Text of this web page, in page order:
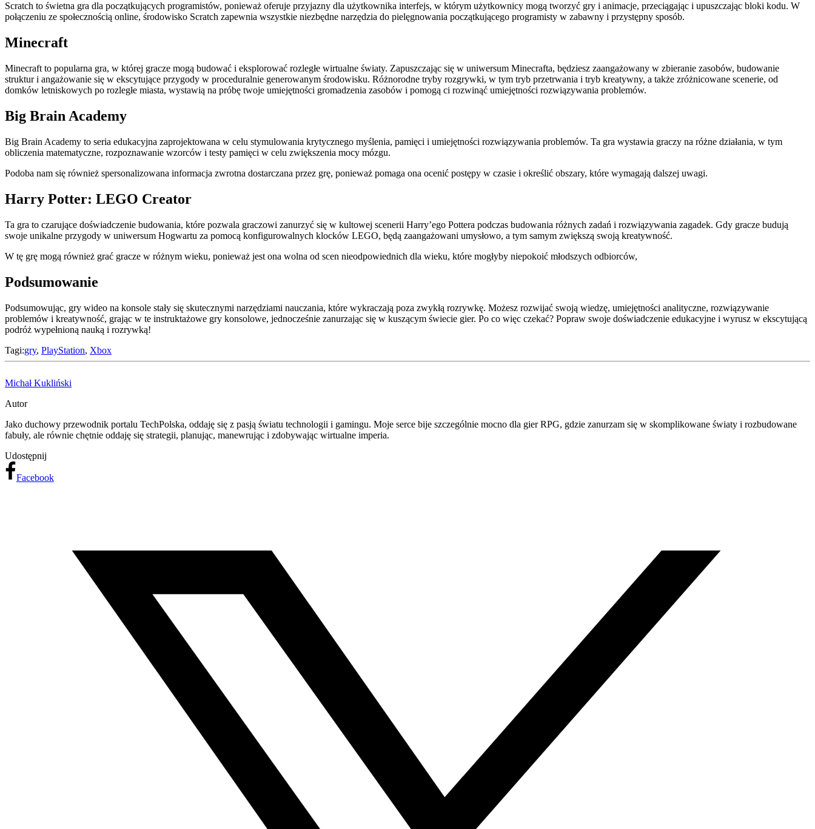
Scratch to świetna gra dla początkujących programistów, ponieważ oferuje przyjazny dla użytkownika interfejs, w którym użytkownicy mogą tworzyć gry i animacje, przeciągając i upuszczając bloki kodu. W
połączeniu ze społecznością online, środowisko Scratch zapewnia wszystkie niezbędne narzędzia do pielęgnowania początkującego programisty w zabawny i przystępny sposób.
Minecraft
Minecraft to popularna gra, w której gracze mogą budować i eksplorować rozległe wirtualne światy. Zapuszczając się w uniwersum Minecrafta, będziesz zaangażowany w zbieranie zasobów, budowanie
struktur i angażowanie się w ekscytujące przygody w proceduralnie generowanym środowisku. Różnorodne tryby rozgrywki, w tym tryb przetrwania i tryb kreatywny, a także zróżnicowane scenerie, od
domków letniskowych po rozległe miasta, wystawią na próbę twoje umiejętności gromadzenia zasobów i pomogą ci rozwinąć umiejętności rozwiązywania problemów.
Big Brain Academy
Big Brain Academy to seria edukacyjna zaprojektowana w celu stymulowania krytycznego myślenia, pamięci i umiejętności rozwiązywania problemów. Ta gra wystawia graczy na różne działania, w tym
obliczenia matematyczne, rozpoznawanie wzorców i testy pamięci w celu zwiększenia mocy mózgu.
Podoba nam się również spersonalizowana informacja zwrotna dostarczana przez grę, ponieważ pomaga ona ocenić postępy w czasie i określić obszary, które wymagają dalszej uwagi.
Harry Potter: LEGO Creator
Ta gra to czarujące doświadczenie budowania, które pozwala graczowi zanurzyć się w kultowej scenerii Harry’ego Pottera podczas budowania różnych zadań i rozwiązywania zagadek. Gdy gracze budują
swoje unikalne przygody w uniwersum Hogwartu za pomocą konfigurowalnych klocków LEGO, będą zaangażowani umysłowo, a tym samym zwiększą swoją kreatywność.
W tę grę mogą również grać gracze w różnym wieku, ponieważ jest ona wolna od scen nieodpowiednich dla wieku, które mogłyby niepokoić młodszych odbiorców,
Podsumowanie
Podsumowując, gry wideo na konsole stały się skutecznymi narzędziami nauczania, które wykraczają poza zwykłą rozrywkę. Możesz rozwijać swoją wiedzę, umiejętności analityczne, rozwiązywanie
problemów i kreatywność, grając w te instruktażowe gry konsolowe, jednocześnie zanurzając się w kuszącym świecie gier. Po co więc czekać? Popraw swoje doświadczenie edukacyjne i wyrusz w ekscytującą
podróż wypełnioną nauką i rozrywką!
Tagi:gry, PlayStation, Xbox
Michał Kukliński
Autor
Jako duchowy przewodnik portalu TechPolska, oddaję się z pasją światu technologii i gamingu. Moje serce bije szczególnie mocno dla gier RPG, gdzie zanurzam się w skomplikowane światy i rozbudowane
fabuły, ale równie chętnie oddaję się strategii, planując, manewrując i zdobywając wirtualne imperia.
Udostępnij
Facebook